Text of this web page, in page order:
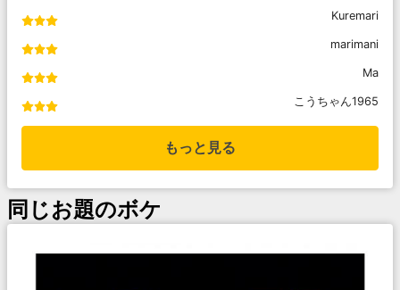
Kuremari
marimani
Ma
こうちゃん1965
もっと見る
同じお題のボケ